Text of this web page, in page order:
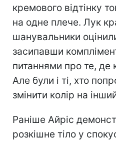
кремового відтінку
на одне плече. Лук
шанувальники
засипавши
питаннями про те, де
Але були і ті, хто
змінити колір на
Раніше Айріс
розкішне тіло у